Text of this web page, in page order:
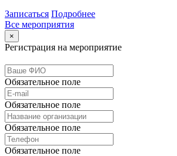
Записаться Подробнее
Все мероприятия
×
Регистрация на мероприятие
Обязательное поле
Обязательное поле
Обязательное поле
Обязательное поле